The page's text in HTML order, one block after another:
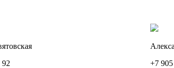
92
+7